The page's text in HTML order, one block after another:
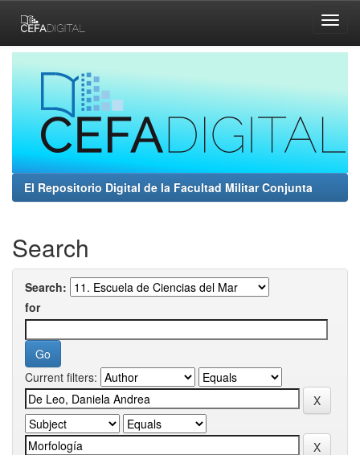
navigation
El Repositorio Digital de la Facultad Militar Conjunta
Search
Search:
for
Current filters: